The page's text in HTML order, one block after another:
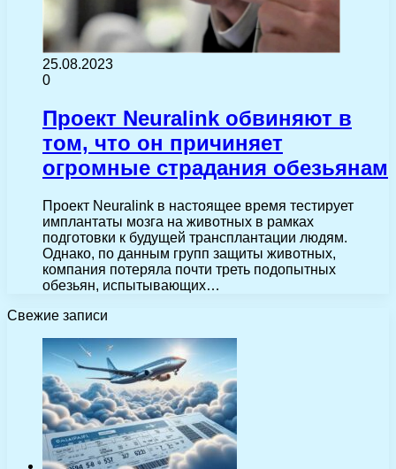
25.08.2023
0
Проект Neuralink обвиняют в
том, что он причиняет
огромные страдания обезьянам
Проект Neuralink в настоящее время тестирует
имплантаты мозга на животных в рамках
подготовки к будущей трансплантации людям.
Однако, по данным групп защиты животных,
компания потеряла почти треть подопытных
обезьян, испытывающих…
Свежие записи